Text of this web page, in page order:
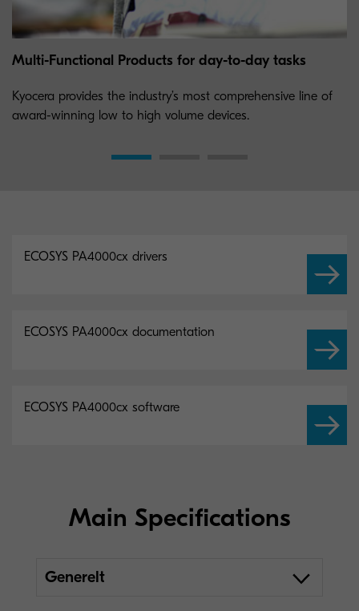
Multi-Functional Products for day-to-day tasks
Kyocera provides the industry’s most comprehensive line of
award-winning low to high volume devices.
ECOSYS PA4000cx drivers
ECOSYS PA4000cx documentation
ECOSYS PA4000cx software
Main Specifications
Generelt